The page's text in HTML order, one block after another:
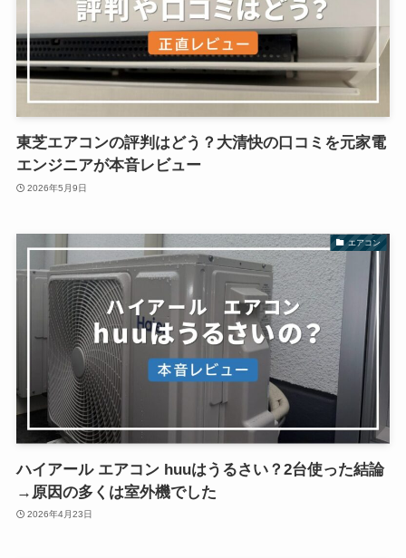
東芝エアコンの評判はどう？大清快の口コミを元家電
エンジニアが本音レビュー
2026年5月9日
エアコン
ハイアール エアコン huuはうるさい？2台使った結論
→原因の多くは室外機でした
2026年4月23日